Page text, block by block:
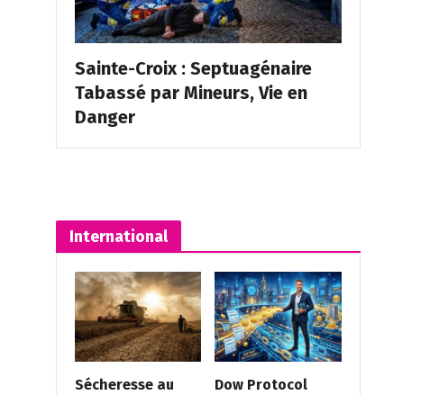
Sainte-Croix : Septuagénaire
Tabassé par Mineurs, Vie en
Danger
International
Sécheresse au
Dow Protocol